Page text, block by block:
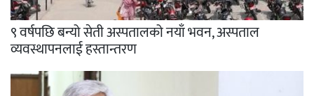
९ वर्षपछि बन्यो सेती अस्पतालको नयाँ भवन, अस्पताल
व्यवस्थापनलाई हस्तान्तरण